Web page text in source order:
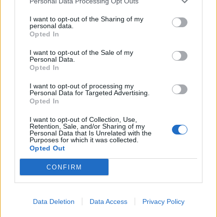
I want to opt-out of the Sharing of my
personal data.
Opted In
I want to opt-out of the Sale of my
Personal Data.
Opted In
I want to opt-out of processing my
Personal Data for Targeted Advertising.
Opted In
I want to opt-out of Collection, Use,
Retention, Sale, and/or Sharing of my
Personal Data that Is Unrelated with the
Purposes for which it was collected.
Opted Out
CONFIRM
Data Deletion Data Access Privacy Policy
δικύκλου στη Σπάρτη
08/08/2026 10:18
Θέσεις εργασίας από τη ΒΙΟΜΕΚ ΒΛΑΧΑΚΗΣ σε
Σπάρτη και Τρίπολη
05/08/2026 11:34